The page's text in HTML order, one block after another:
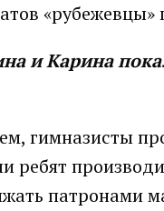
и Карина
гимназисты
ребят
патронами